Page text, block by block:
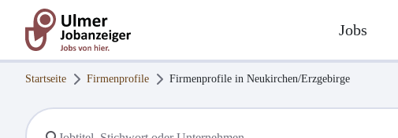
Jobs
Startseite Firmenprofile Firmenprofile in Neukirchen/Erzgebirge